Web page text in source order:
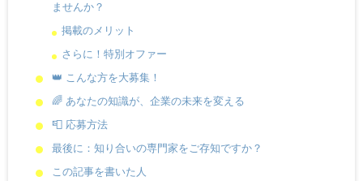
ませんか？
掲載のメリット
さらに！特別オファー
👑 こんな方を大募集！
🌈 あなたの知識が、企業の未来を変える
📮 応募方法
最後に：知り合いの専門家をご存知ですか？
この記事を書いた人